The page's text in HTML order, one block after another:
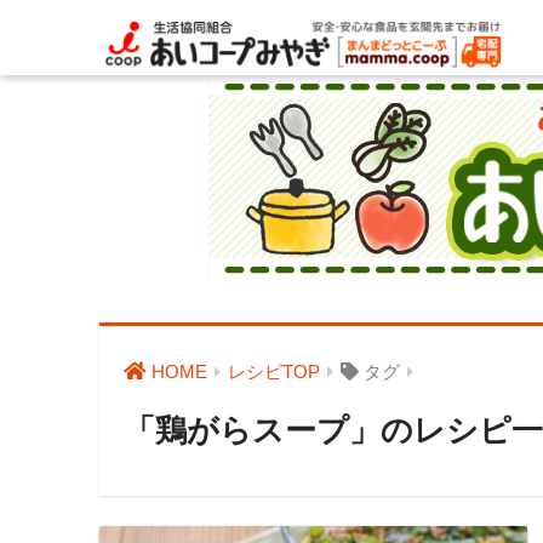
HOME レシピTOP タグ
「鶏がらスープ」のレシピ